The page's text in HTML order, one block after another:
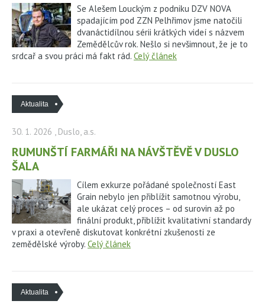
Se Alešem Louckým z podniku DZV NOVA
spadajícím pod ZZN Pelhřimov jsme natočili
dvanáctidílnou sérii krátkých videí s názvem
Zemědělcův rok. Nešlo si nevšimnout, že je to
srdcař a svou práci má fakt rád. Celý článek
Aktualita
30. 1. 2026 , Duslo, a.s.
RUMUNŠTÍ FARMÁŘI NA NÁVŠTĚVĚ V DUSLO
ŠALA
Cílem exkurze pořádané společností East
Grain nebylo jen přiblížit samotnou výrobu,
ale ukázat celý proces – od surovin až po
finální produkt, přiblížit kvalitativní standardy
v praxi a otevřeně diskutovat konkrétní zkušenosti ze
zemědělské výroby. Celý článek
Aktualita